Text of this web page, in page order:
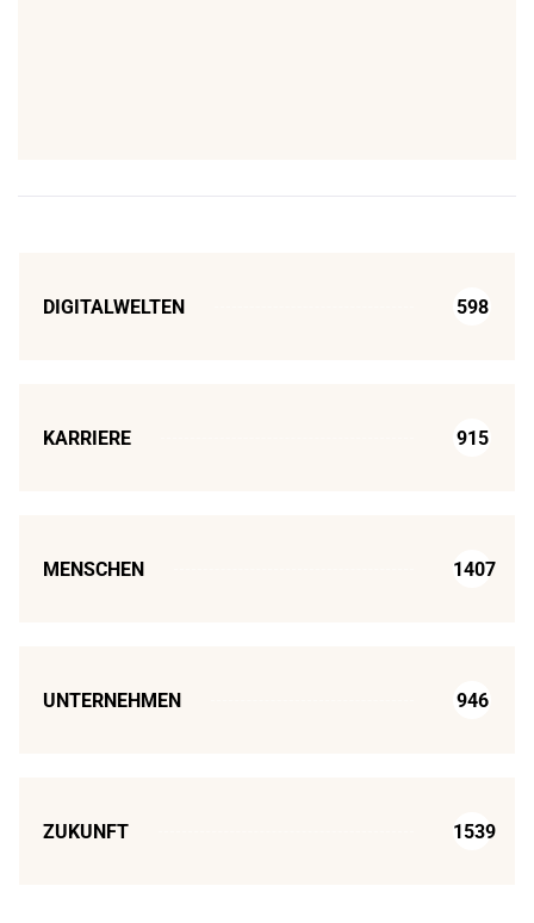
DIGITALWELTEN 598
KARRIERE 915
MENSCHEN 1407
UNTERNEHMEN 946
ZUKUNFT 1539